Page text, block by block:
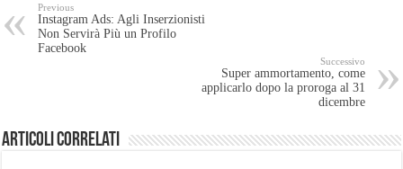
Previous
Instagram Ads: Agli Inserzionisti
Non Servirà Più un Profilo
Facebook
Successivo
Super ammortamento, come
applicarlo dopo la proroga al 31
dicembre
Articoli Correlati